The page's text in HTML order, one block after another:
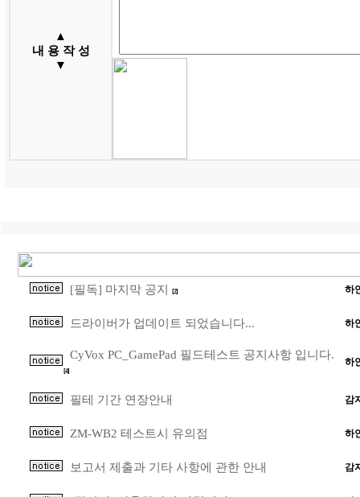
▲
내 용 작 성
▼
[필독] 마지막 공지 [2] 하
드라이버가 업데이트 되었습니다... 하
CyVox PC_GamePad 필드테스트 공지사항 입니다.
[4]
하
필테 기간 연장안내 감
ZM-WB2 테스트시 유의점 하
보고서 제출과 기타 사항에 관한 안내 감